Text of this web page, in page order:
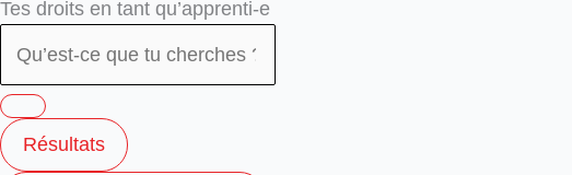
Tes droits en tant qu’apprenti-e
Search
Résultats
Search